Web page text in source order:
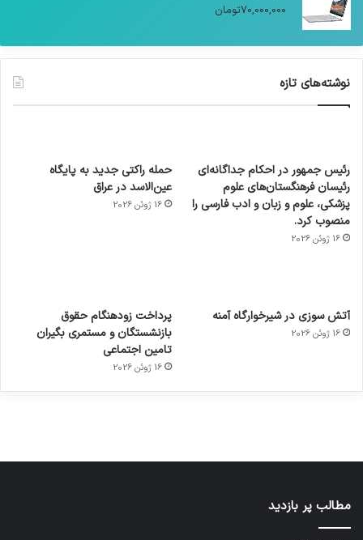
70,000,000تومان
نوشته‌های تازه
رئیس جمهور در احکام جداگانه‌ای
رئیسان فرهنگستان‌های علوم
پزشکی، علوم و زبان و ادب فارسی را
منصوب کرد.
16 ژوئن 2026
حمله راکتی جدید به پایگاه
عین‌الاسد در عراق
16 ژوئن 2026
آتش سوزی در شیرخوارگاه آمنه
16 ژوئن 2026
پرداخت زودهنگام حقوق
بازنشستگان و مستمری بگیران
تامین اجتماعی
16 ژوئن 2026
برای
کشف
توسط
مجازی
…
ساعت
هوشمند
با طعم
توسط
ژاکت
در
های
2023
توسط
مطالب پر بازدید